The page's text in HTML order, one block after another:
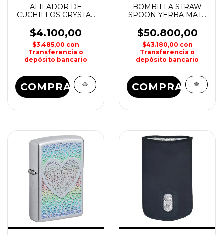
AFILADOR DE
CUCHILLOS CRYSTAL
$4.100,00
$3.485,00 con
Transferencia o
depósito bancario
COMPRAR
BOMBILLA STRAW
SPOON YERBA MATE
$50.800,00
$43.180,00 con
Transferencia o
depósito bancario
COMPRAR